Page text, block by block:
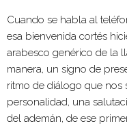
Cuando se habla al
esa bienvenida cortés
arabesco genérico de la
manera, un signo de
ritmo de diálogo que nos
personalidad, una
del ademán, de ese